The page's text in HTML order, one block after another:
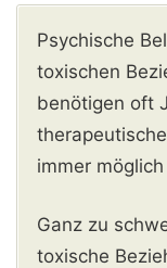
Psychische
toxischen
benötigen oft
immer
Ganz zu
toxische